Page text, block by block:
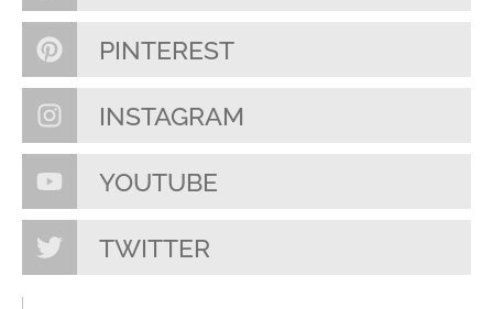
PINTEREST
INSTAGRAM
YOUTUBE
TWITTER